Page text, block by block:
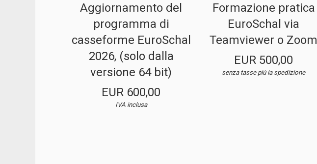
Aggiornamento del
programma di
casseforme EuroSchal
2026, (solo dalla
versione 64 bit)
EUR 600,00
IVA inclusa
Formazione pratica
EuroSchal via
Teamviewer o Zoom
EUR 500,00
senza tasse più la spedizione